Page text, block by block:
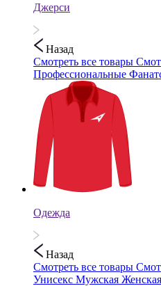
Джерси
Назад
Смотреть все товары
Профессиональные
Одежда
Назад
Смотреть все товары
Унисекс Мужская Женская